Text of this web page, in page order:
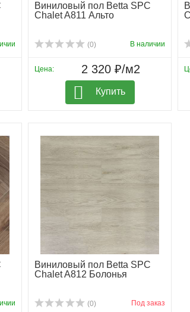
Виниловый пол Betta SPC
Chalet A811 Альто
(0) В наличии
Цена: 2 320 ₽/м2
Купить
Виниловый пол Betta SPC
Chalet A812 Болонья
(0) Под заказ